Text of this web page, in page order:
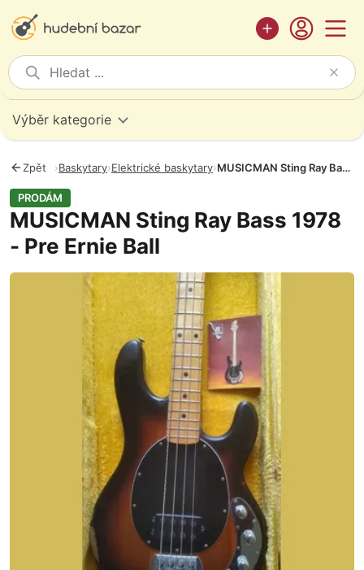
Výběr kategorie
Zpět ›Baskytary›Elektrické baskytary› MUSICMAN Sting Ray Bass 1978 - Pre Ernie Ball
PRODÁM
MUSICMAN Sting Ray Bass 1978
- Pre Ernie Ball
Fotografie